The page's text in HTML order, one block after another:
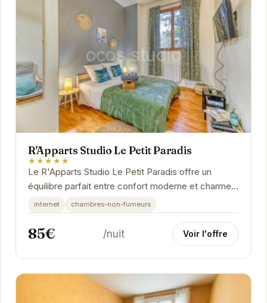
R'Apparts Studio Le Petit Paradis
★★★★★
Le R'Apparts Studio Le Petit Paradis offre un
équilibre parfait entre confort moderne et charme
authentique. Idéalement situé, il propose un...
internet chambres-non-fumeurs
85€ /nuit Voir l'offre